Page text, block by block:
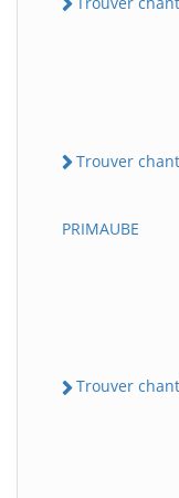
Trouver
PRIMAUBE
Trouver